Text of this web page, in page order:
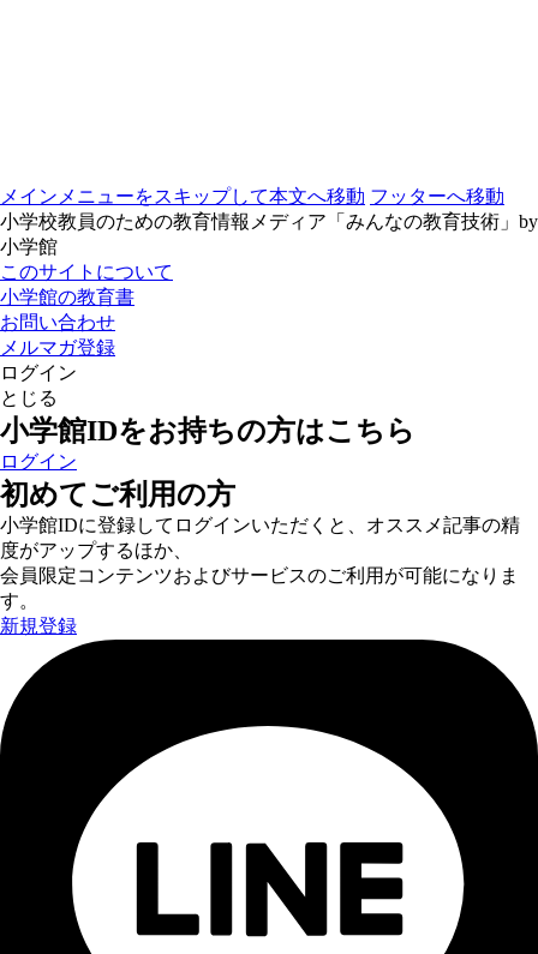
メインメニューをスキップして本文へ移動 フッターへ移動
小学校教員のための教育情報メディア「みんなの教育技術」by
小学館
このサイトについて
小学館の教育書
お問い合わせ
メルマガ登録
ログイン
とじる
小学館IDをお持ちの方はこちら
ログイン
初めてご利用の方
小学館IDに登録してログインいただくと、オススメ記事の精
度がアップするほか、
会員限定コンテンツおよびサービスのご利用が可能になりま
す。
新規登録